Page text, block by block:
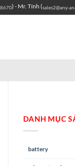
) - Mr. Tính (sales2@any-
DANH MỤC
battery